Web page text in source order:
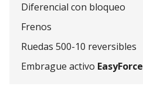
Diferencial con bloqueo
Frenos
Ruedas 500-10 reversibles
Embrague activo EasyForce